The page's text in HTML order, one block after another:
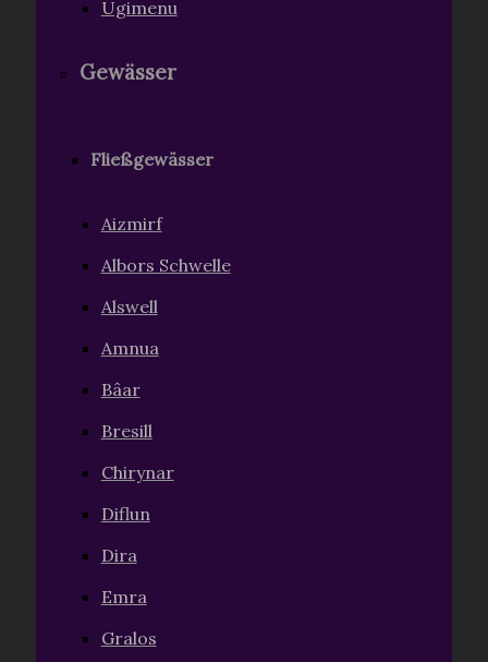
Ugimenu
Gewässer
Fließgewässer
Aizmirf
Albors Schwelle
Alswell
Amnua
Bâar
Bresill
Chirynar
Diflun
Dira
Emra
Gralos